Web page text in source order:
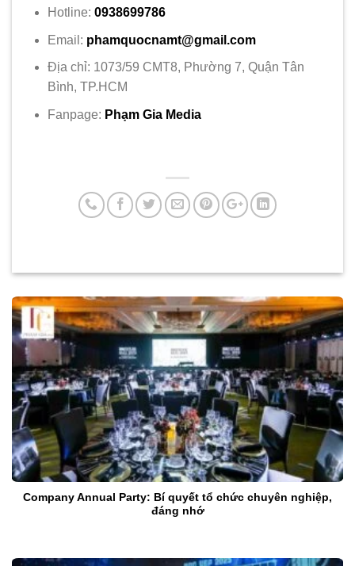
Hotline: 0938699786
Email: phamquocnamt@gmail.com
Địa chỉ: 1073/59 CMT8, Phường 7, Quận Tân
Bình, TP.HCM
Fanpage: Phạm Gia Media
Company Annual Party: Bí quyết tổ chức chuyên nghiệp,
đáng nhớ